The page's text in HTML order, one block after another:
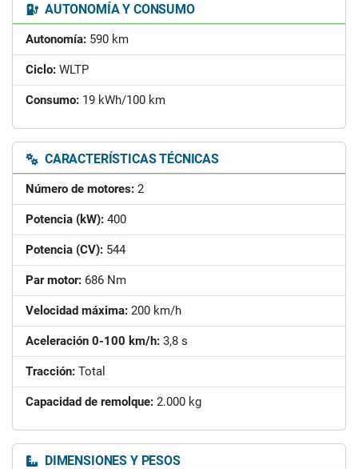
AUTONOMÍA Y CONSUMO
Autonomía: 590 km
Ciclo: WLTP
Consumo: 19 kWh/100 km
CARACTERÍSTICAS TÉCNICAS
Número de motores: 2
Potencia (kW): 400
Potencia (CV): 544
Par motor: 686 Nm
Velocidad máxima: 200 km/h
Aceleración 0-100 km/h: 3,8 s
Tracción: Total
Capacidad de remolque: 2.000 kg
DIMENSIONES Y PESOS